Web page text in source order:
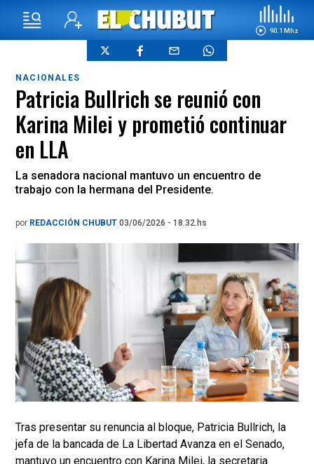
90.1 Mhz
NACIONALES
Patricia Bullrich se reunió con
Karina Milei y prometió continuar
en LLA
La senadora nacional mantuvo un encuentro de
trabajo con la hermana del Presidente.
por REDACCIÓN CHUBUT 03/06/2026 - 18.32.hs
Tras presentar su renuncia al bloque, Patricia Bullrich, la
jefa de la bancada de La Libertad Avanza en el Senado,
mantuvo un encuentro con Karina Milei, la secretaria